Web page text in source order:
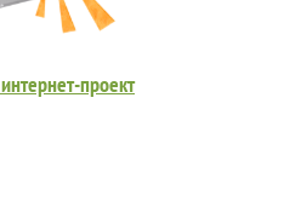
проект